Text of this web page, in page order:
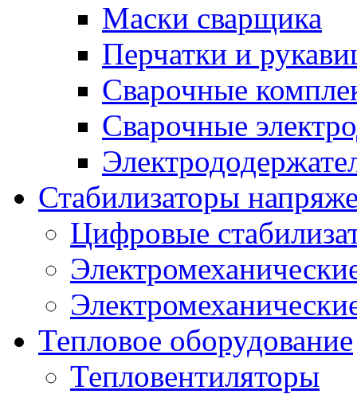
Маски сварщика
Перчатки и
Сварочные
Сварочные
Стабилизаторы
Цифровые
Тепловое оборудование
Тепловентиляторы